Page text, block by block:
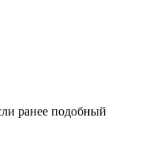
ранее подобный